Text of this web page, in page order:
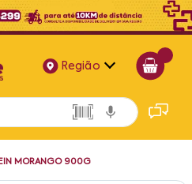
Região
Alagoas
Bahia
MORANGO 900G